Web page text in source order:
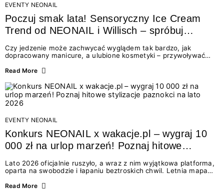
EVENTY NEONAIL
Poczuj smak lata! Sensoryczny Ice Cream
Trend od NEONAIL i Willisch – spróbuj
nowych lodów i odbierz prezent!
Czy jedzenie może zachwycać wyglądem tak bardzo, jak
dopracowany manicure, a ulubione kosmetyki – przywoływać
świata beauty i oszałamiających deserów to coś więcej niż
zmysłami: przez soczysty kolor, aksamitną teksturę,
orzeźwiający zapach i słodki akcent na podniebieniu. Tego lata
NEONAIL łączy siły z marką Willisch, tworząc unikalny projekt
na styku jedzenia i piękna....
Read More
EVENTY NEONAIL
Konkurs NEONAIL x wakacje.pl – wygraj 10
000 zł na urlop marzeń! Poznaj hitowe
Lato 2026 oficjalnie ruszyło, a wraz z nim wyjątkowa platforma,
oparta na swobodzie i łapaniu beztroskich chwil. Letnia mapa
doświadczenia wakacji – od spontanicznych wyjazdów, przez
Read More